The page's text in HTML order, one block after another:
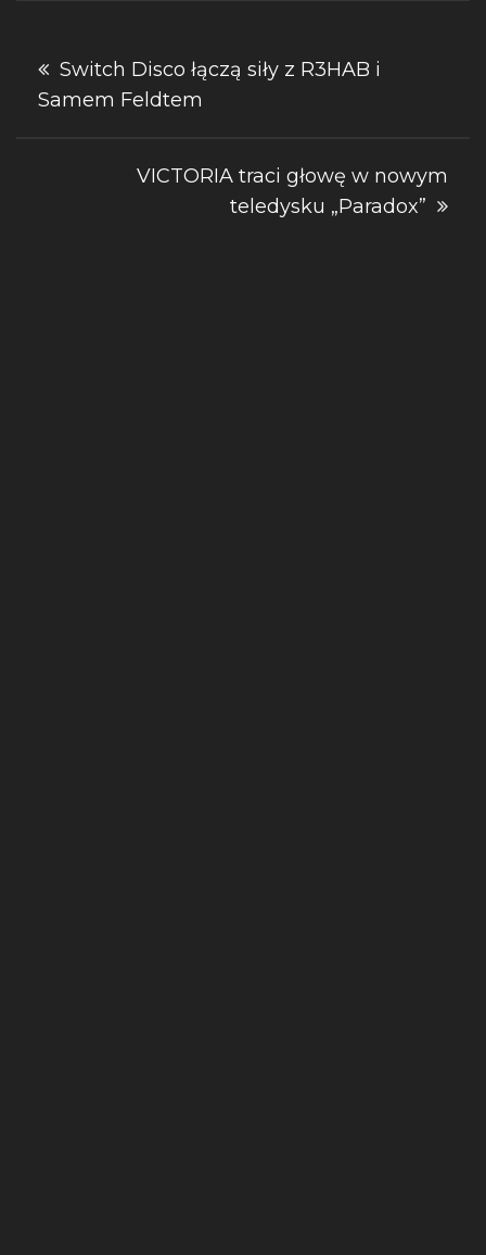
Nawigacja
wpisu
Switch Disco łączą siły z R3HAB i
Samem Feldtem
VICTORIA traci głowę w nowym
teledysku „Paradox”